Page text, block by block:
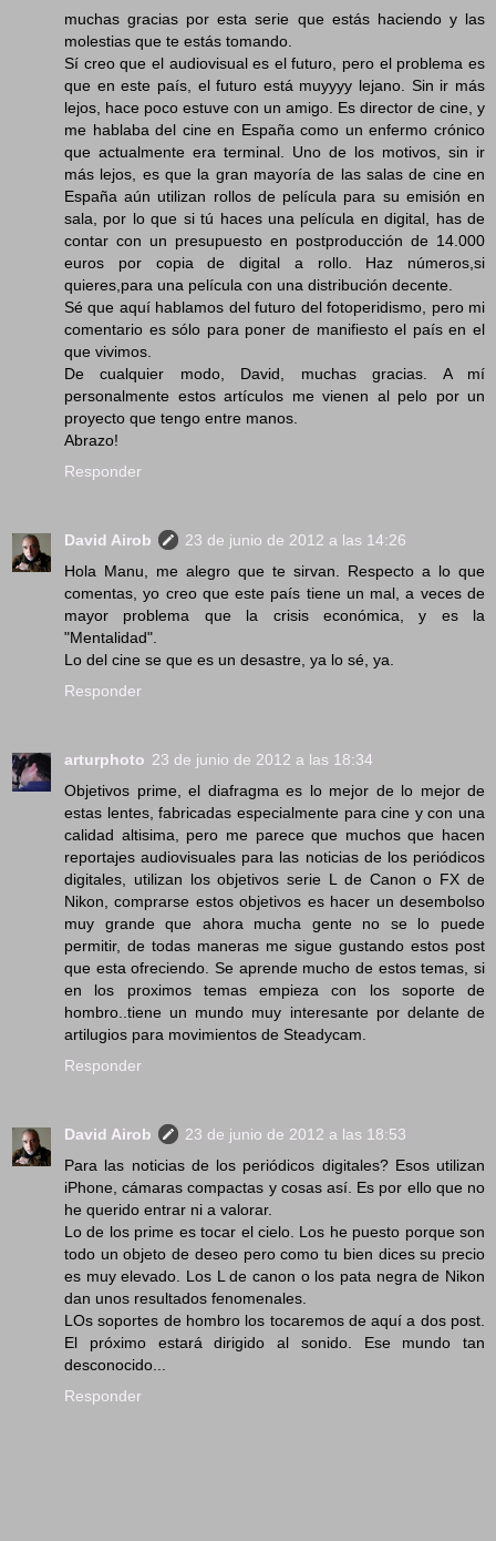
muchas gracias por esta serie que estás haciendo y las
molestias que te estás tomando.
Sí creo que el audiovisual es el futuro, pero el problema es
que en este país, el futuro está muyyyy lejano. Sin ir más
lejos, hace poco estuve con un amigo. Es director de cine, y
me hablaba del cine en España como un enfermo crónico
que actualmente era terminal. Uno de los motivos, sin ir
más lejos, es que la gran mayoría de las salas de cine en
España aún utilizan rollos de película para su emisión en
sala, por lo que si tú haces una película en digital, has de
contar con un presupuesto en postproducción de 14.000
euros por copia de digital a rollo. Haz números,si
quieres,para una película con una distribución decente.
Sé que aquí hablamos del futuro del fotoperidismo, pero mi
comentario es sólo para poner de manifiesto el país en el
que vivimos.
De cualquier modo, David, muchas gracias. A mí
personalmente estos artículos me vienen al pelo por un
proyecto que tengo entre manos.
Abrazo!
Responder
David Airob
23 de junio de 2012 a las 14:26
Hola Manu, me alegro que te sirvan. Respecto a lo que
comentas, yo creo que este país tiene un mal, a veces de
mayor problema que la crisis económica, y es la
"Mentalidad".
Lo del cine se que es un desastre, ya lo sé, ya.
Responder
arturphoto 23 de junio de 2012 a las 18:34
Objetivos prime, el diafragma es lo mejor de lo mejor de
estas lentes, fabricadas especialmente para cine y con una
calidad altisima, pero me parece que muchos que hacen
reportajes audiovisuales para las noticias de los periódicos
digitales, utilizan los objetivos serie L de Canon o FX de
Nikon, comprarse estos objetivos es hacer un desembolso
muy grande que ahora mucha gente no se lo puede
permitir, de todas maneras me sigue gustando estos post
que esta ofreciendo. Se aprende mucho de estos temas, si
en los proximos temas empieza con los soporte de
hombro..tiene un mundo muy interesante por delante de
artilugios para movimientos de Steadycam.
Responder
David Airob
23 de junio de 2012 a las 18:53
Para las noticias de los periódicos digitales? Esos utilizan
iPhone, cámaras compactas y cosas así. Es por ello que no
he querido entrar ni a valorar.
Lo de los prime es tocar el cielo. Los he puesto porque son
todo un objeto de deseo pero como tu bien dices su precio
es muy elevado. Los L de canon o los pata negra de Nikon
dan unos resultados fenomenales.
LOs soportes de hombro los tocaremos de aquí a dos post.
El próximo estará dirigido al sonido. Ese mundo tan
desconocido...
Responder